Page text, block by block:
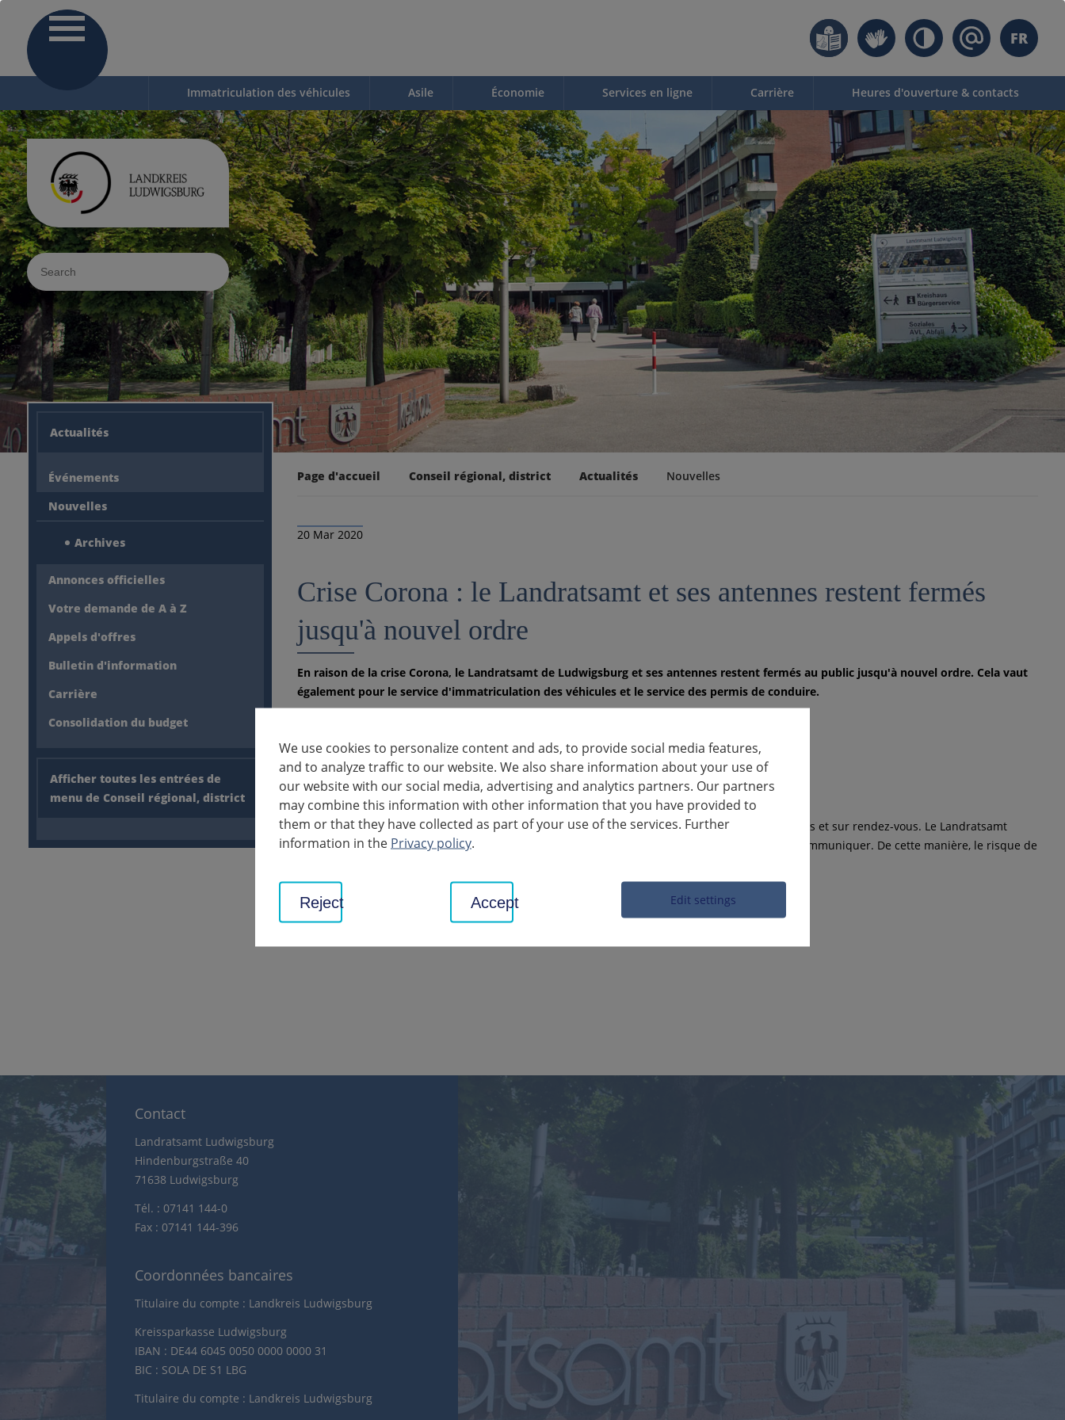
FR
Immatriculation des véhicules Asile Économie Services en ligne Carrière Heures d'ouverture & contacts
Sucheingabe
Actualités
Événements
Nouvelles
Archives
Annonces officielles
Votre demande de A à Z
Appels d'offres
Bulletin d'information
Carrière
Consolidation du budget
Afficher toutes les entrées de
menu de Conseil régional, district
Page d'accueil Conseil régional, district Actualités Nouvelles
20 Mar 2020
Crise Corona : le Landratsamt et ses antennes restent fermés
jusqu'à nouvel ordre
En raison de la crise Corona, le Landratsamt de Ludwigsburg et ses antennes restent fermés au public jusqu'à nouvel ordre. Cela vaut
également pour le service d'immatriculation des véhicules et le service des permis de conduire.
Reste fermé jusqu'à nouvel ordre : Le Landratsamt et ses antennes.
Les visites personnelles aux autorités ne sont désormais possibles que pour les affaires urgentes et sur rendez-vous. Le Landratsamt
demande à ses clients d'utiliser en premier lieu le courrier électronique et le téléphone pour communiquer. De cette manière, le risque de
retour
Contact
Landratsamt Ludwigsburg
Hindenburgstraße 40
71638 Ludwigsburg
Tél. : 07141 144-0
Fax : 07141 144-396
Coordonnées bancaires
Titulaire du compte : Landkreis Ludwigsburg
Kreissparkasse Ludwigsburg
IBAN : DE44 6045 0050 0000 0000 31
BIC : SOLA DE S1 LBG
Titulaire du compte : Landkreis Ludwigsburg
We use cookies to personalize content and ads, to provide social media features,
and to analyze traffic to our website. We also share information about your use of
our website with our social media, advertising and analytics partners. Our partners
may combine this information with other information that you have provided to
them or that they have collected as part of your use of the services. Further
information in the Privacy policy.
Edit settings
Reject Accept